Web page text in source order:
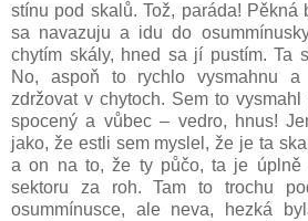
stínu pod skalů. Tož, paráda! Pěkná
sa navazuju a idu do
chytím skály, hned sa jí pustím. Ta
No, aspoň to rychlo vysmahnu a
zdržovat v chytoch. Sem to
spocený a vůbec – vedro, hnus!
jako, že estli sem myslel, že je ta
a on na to, že ty půčo, ta je úplně
sektoru za roh. Tam to trochu
osummínusce, ale neva, hezká